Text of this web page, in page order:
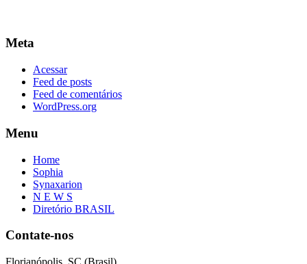
Meta
Acessar
Feed de posts
Feed de comentários
WordPress.org
Menu
Home
Sophia
Synaxarion
N E W S
Diretório BRASIL
Contate-nos
Florianópolis, SC (Brasil)